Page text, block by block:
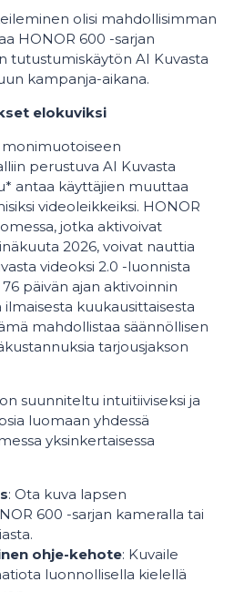
olisi mahdollisimman
HONOR 600 -sarjan
tutustumiskäytön AI Kuvasta
kampanja-aikana.
elokuviksi
perustuva AI Kuvasta
antaa käyttäjien muuttaa
videoleikkeiksi. HONOR
jotka aktivoivat
2026, voivat nauttia
videoksi 2.0 -luonnista
päivän ajan aktivoinnin
kuukausittaisesta
mahdollistaa säännöllisen
tarjousjakson
suunniteltu intuitiiviseksi ja
luomaan yhdessä
yksinkertaisessa
: Ota kuva lapsen
600 -sarjan kameralla tai
ohje-kehote: Kuvaile
luonnollisella kielellä